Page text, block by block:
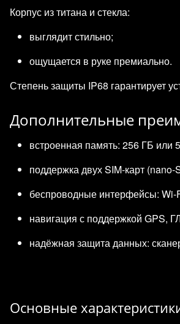
Корпус из титана и стекла:
выглядит стильно;
ощущается в руке премиально.
Степень защиты IP68 гарантирует
Дополнительные
встроенная память: 256 ГБ
поддержка двух SIM‑карт
беспроводные интерфейсы:
навигация с поддержкой GPS,
надёжная защита данных:
Основные